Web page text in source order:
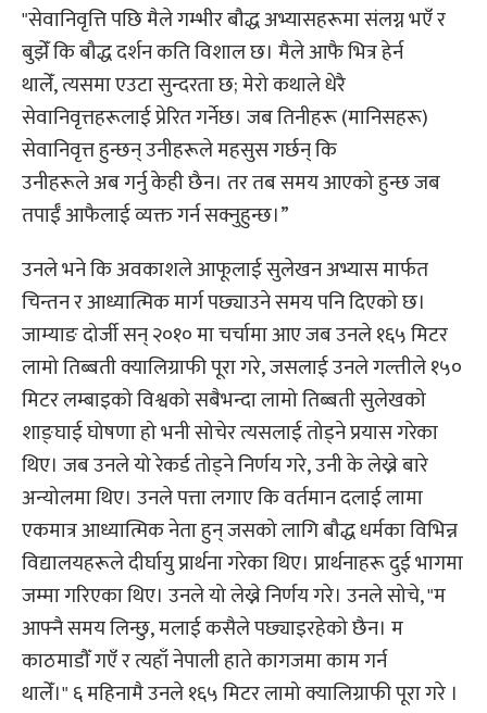
"सेवानिवृत्ति पछि मैले गम्भीर बौद्ध अभ्यासहरूमा संलग्न भएँ र
बुझेँ कि बौद्ध दर्शन कति विशाल छ। मैले आफै भित्र हेर्न
थालेँ, त्यसमा एउटा सुन्दरता छ; मेरो कथाले धेरै
सेवानिवृत्तहरूलाई प्रेरित गर्नेछ। जब तिनीहरू (मानिसहरू)
सेवानिवृत्त हुन्छन् उनीहरूले महसुस गर्छन् कि
उनीहरूले अब गर्नु केही छैन। तर तब समय आएको हुन्छ जब
तपाईँ आफैलाई व्यक्त गर्न सक्नुहुन्छ।”
उनले भने कि अवकाशले आफूलाई सुलेखन अभ्यास मार्फत
चिन्तन र आध्यात्मिक मार्ग पछ्याउने समय पनि दिएको छ।
जाम्याङ दोर्जी सन् २०१० मा चर्चामा आए जब उनले १६५ मिटर
लामो तिब्बती क्यालिग्राफी पूरा गरे, जसलाई उनले गल्तीले १५०
मिटर लम्बाइको विश्वको सबैभन्दा लामो तिब्बती सुलेखको
शाङ्घाई घोषणा हो भनी सोचेर त्यसलाई तोड्ने प्रयास गरेका
थिए। जब उनले यो रेकर्ड तोड्ने निर्णय गरे, उनी के लेख्ने बारे
अन्योलमा थिए। उनले पत्ता लगाए कि वर्तमान दलाई लामा
एकमात्र आध्यात्मिक नेता हुन् जसको लागि बौद्ध धर्मका विभिन्न
विद्यालयहरूले दीर्घायु प्रार्थना गरेका थिए। प्रार्थनाहरू दुई भागमा
जम्मा गरिएका थिए। उनले यो लेख्ने निर्णय गरे। उनले सोचे, "म
आफ्नै समय लिन्छु, मलाई कसैले पछ्याइरहेको छैन। म
काठमाडौँ गएँ र त्यहाँ नेपाली हाते कागजमा काम गर्न
थालेँ।" ६ महिनामै उनले १६५ मिटर लामो क्यालिग्राफी पूरा गरे ।